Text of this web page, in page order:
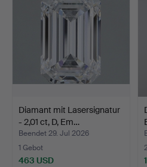
Diamant mit Lasersignatur
- 2,01 ct, D, Em…
Beendet 29. Jul 2026
1 Gebot
463 USD